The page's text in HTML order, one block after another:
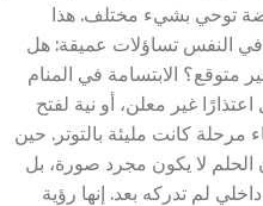
توحي بشيء مختلف. هذا
في النفس تساؤلات عميقة: هل
متوقع؟ الابتسامة في المنام
غير معلن، أو نية لفتح
مرحلة كانت مليئة بالتوتر. حين
الحلم لا يكون مجرد صورة، بل
لم تدركه بعد. إنها رؤية